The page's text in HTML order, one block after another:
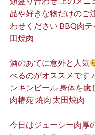
品や好きな物だけのご
わせください BBQ肉テ
田焼肉
酒のあてに意外と人気
べるのがオススメです
ンキンビール 身体を癒
肉椿苑 焼肉 太田焼肉
今日はジューシー肉厚